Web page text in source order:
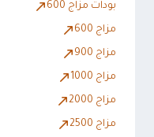
بودات مزاج 600
مزاج 600
مزاج 900
مزاج 1000
مزاج 2000
مزاج 2500